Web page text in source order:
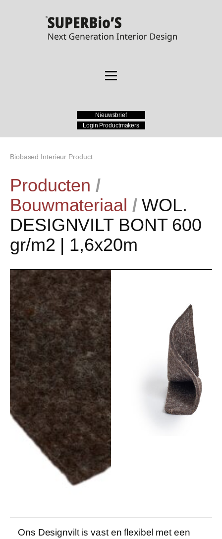
Nieuwsbrief
Login Productmakers
Biobased Interieur Product
Producten /
Bouwmateriaal /WOL.
DESIGNVILT BONT 600
gr/m2 | 1,6x20m
Ons Designvilt is vast en flexibel met een